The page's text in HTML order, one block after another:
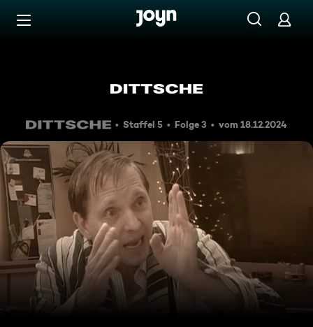
Zum Inhalt springen
Staffel 5 Folge 3 vom 18.12.2024